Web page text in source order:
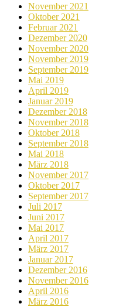
November 2021
Oktober 2021
Februar 2021
Dezember 2020
November 2020
November 2019
September 2019
Mai 2019
April 2019
Januar 2019
Dezember 2018
November 2018
Oktober 2018
September 2018
Mai 2018
März 2018
November 2017
Oktober 2017
September 2017
Juli 2017
Juni 2017
Mai 2017
April 2017
März 2017
Januar 2017
Dezember 2016
November 2016
April 2016
März 2016